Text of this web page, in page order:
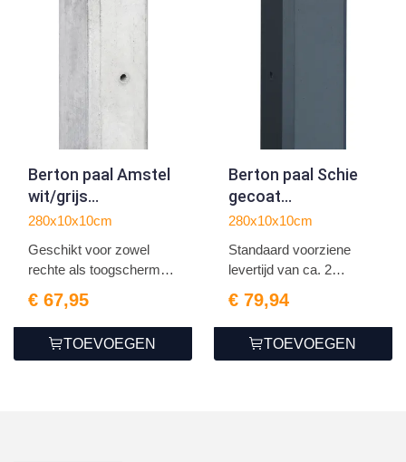
Berton paal Amstel
wit/grijs
driewegsmodel 280
280x10x10cm
Geschikt voor zowel
rechte als toogschermen
€ 67,95
TOEVOEGEN
Berton paal Schie
gecoat
driewegsmodel 280
280x10x10cm
Standaard voorziene
levertijd van ca. 2
€ 79,94
TOEVOEGEN